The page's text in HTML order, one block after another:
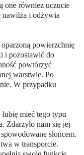
one również uczucie
nawilża i odżywia
powierzchnię
i pozostawić do
powtórzyć
warstwie. Po
W przypadku
lubię mieć tego typu
Zdarzyło nam się jej
słońcem.
w transporcie.